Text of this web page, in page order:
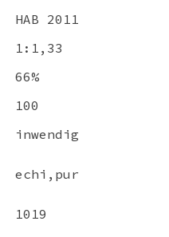
HAB 2011
1:1,33
66%
100
inwendig
echi,pur
1019